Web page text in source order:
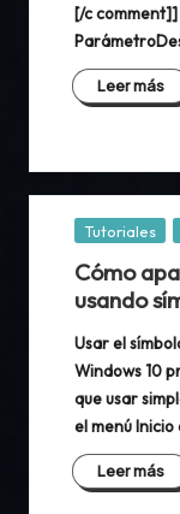
[/c
Leer más
Publicada
Tutoriales
Cómo
usando
Usar el
Windows 10
que usar
el menú
Leer más